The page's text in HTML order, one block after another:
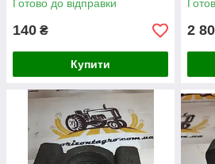
Готово до відправки
140 ₴
Купити
2